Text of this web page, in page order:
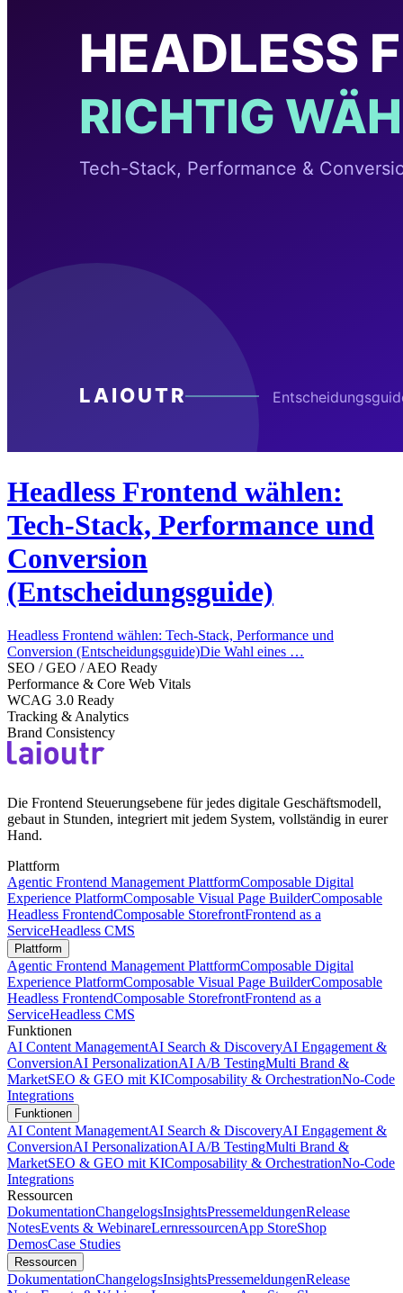
Headless Frontend wählen:
Tech-Stack, Performance und
Conversion
(Entscheidungsguide)
Headless Frontend wählen: Tech-Stack, Performance und
Conversion (Entscheidungsguide)Die Wahl eines …
SEO / GEO / AEO Ready
Performance & Core Web Vitals
WCAG 3.0 Ready
Tracking & Analytics
Brand Consistency
Die Frontend Steuerungsebene für jedes digitale Geschäftsmodell,
gebaut in Stunden, integriert mit jedem System, vollständig in eurer
Hand.
Plattform
Agentic Frontend Management PlattformComposable Digital
Experience PlatformComposable Visual Page BuilderComposable
Headless FrontendComposable StorefrontFrontend as a
ServiceHeadless CMS
Plattform
Agentic Frontend Management PlattformComposable Digital
Experience PlatformComposable Visual Page BuilderComposable
Headless FrontendComposable StorefrontFrontend as a
ServiceHeadless CMS
Funktionen
AI Content ManagementAI Search & DiscoveryAI Engagement &
ConversionAI PersonalizationAI A/B TestingMulti Brand &
MarketSEO & GEO mit KIComposability & OrchestrationNo-Code
Integrations
Funktionen
AI Content ManagementAI Search & DiscoveryAI Engagement &
ConversionAI PersonalizationAI A/B TestingMulti Brand &
MarketSEO & GEO mit KIComposability & OrchestrationNo-Code
Integrations
Ressourcen
DokumentationChangelogsInsightsPressemeldungenRelease
NotesEvents & WebinareLernressourcenApp StoreShop
DemosCase Studies
Ressourcen
DokumentationChangelogsInsightsPressemeldungenRelease